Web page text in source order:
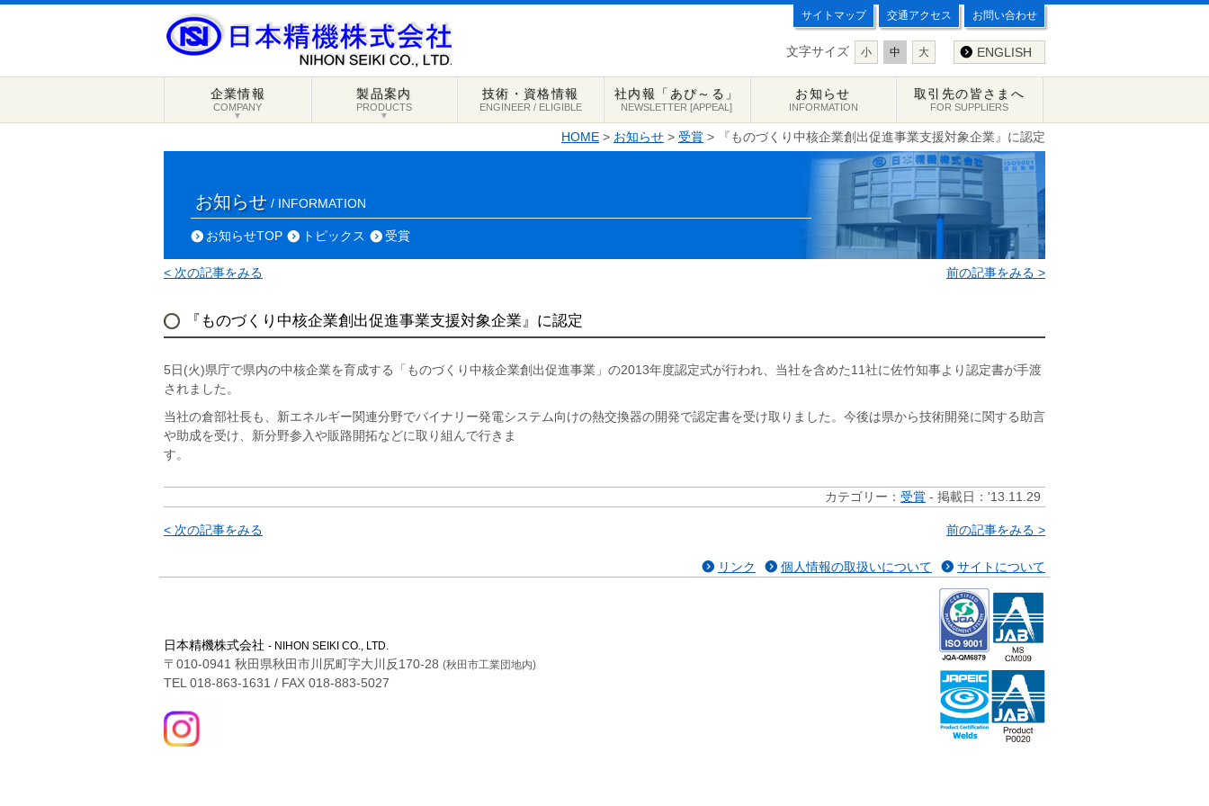
サイトマップ 交通アクセス お問い合わせ
文字サイズ 小 中 大 ENGLISH
▼
企業情報
COMPANY
▼
製品案内
PRODUCTS
技術・資格情報
ENGINEER / ELIGIBLE
社内報「あぴ～る」
NEWSLETTER [APPEAL]
お知らせ
INFORMATION
取引先の皆さまへ
FOR SUPPLIERS
HOME > お知らせ > 受賞 > 『ものづくり中核企業創出促進事業支援対象企業』に認定
お知らせ/ INFORMATION
お知らせTOP トピックス 受賞
前の記事をみる >
< 次の記事をみる
『ものづくり中核企業創出促進事業支援対象企業』に認定
5日(火)県庁で県内の中核企業を育成する「ものづくり中核企業創出促進事業」の2013年度認定式が行われ、当社を含めた11社に佐竹知事より認定書が手渡
されました。
当社の倉部社長も、新エネルギー関連分野でバイナリー発電システム向けの熱交換器の開発で認定書を受け取りました。今後は県から技術開発に関する助言
や助成を受け、新分野参入や販路開拓などに取り組んで行きま
す。
カテゴリー： 受賞 - 掲載日：'13.11.29
前の記事をみる >
< 次の記事をみる
リンク 個人情報の取扱いについて サイトについて
日本精機株式会社 - NIHON SEIKI CO., LTD.
〒010-0941 秋田県秋田市川尻町字大川反170-28 (秋田市工業団地内)
TEL 018-863-1631 / FAX 018-883-5027